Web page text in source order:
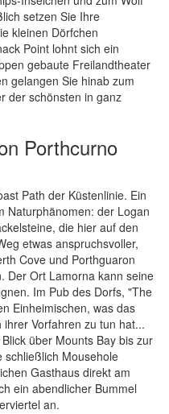
setzen Sie Ihre
kleinen Dörfchen
Point lohnt sich ein
gebaute Freilandtheater
gelangen Sie hinab zum
der schönsten in ganz
Porthcurno
Path der Küstenlinie. Ein
Naturphänomen: der Logan
die hier auf den
etwas anspruchsvoller,
Cove und Porthguaron
Der Ort Lamorna kann seine
Im Pub des Dorfs, "The
Einheimischen, was das
Vorfahren zu tun hat...
über Mounts Bay bis zur
schließlich Mousehole
Gasthaus direkt am
ein abendlicher Bummel
an.